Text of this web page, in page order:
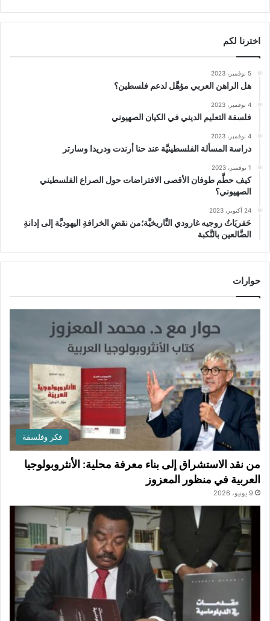
اخترنا لكم
5 نوفمبر، 2023
هل الراهن العربي مؤهَّل لدعم فلسطين؟
4 نوفمبر، 2023
فلسفة التعليم الديني في الكيان الصهيوني
4 نوفمبر، 2023
دراسة المسألة الفلسطينيَّة عند حنا أرندت ودريدا وسارتر
1 نوفمبر، 2023
كيف حطَّم طوفان الأقصى الافتراضات حول الصراع الفلسطيني
الصهيوني؟
24 أكتوبر، 2023
حَفريَاتُ روجيه غارودي التَّاريخيَّة؛من نقضِ الخرافةِ اليهوديَّة إلى إدانةِ
الضَّالعين بالنَّكبة
حوارات
فكر وفلسفة
من نقد الاستشراق إلى بناء معرفة محلية: الأنثروبولوجيا
العربية في منظور المعزوز
9 يونيو، 2026